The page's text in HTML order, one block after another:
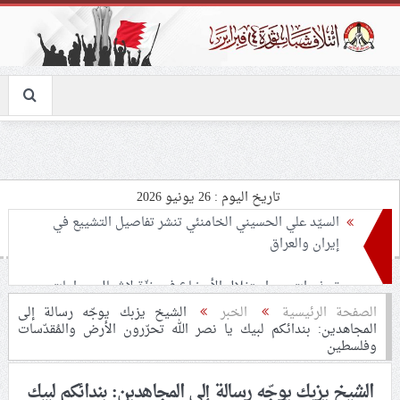
تاريخ اليوم : 26 يونيو 2026
تحذيرات من استغلال الأوضاع في غزّة لإشعال صراعات
داخليّة تخدم الاحتلال
ملفّ إنسانيّ مؤلم.. الأسيرات الفلسطينيّات بين القمع
والإهمال الطبي
55 مأتمًا وحسينيّة يعترضون على الإجراءات القمعيّة للنظام
الصفحة الرئيسية الخبر الشيخ يزبك يوجّه رسالة إلى
المجاهدين: بندائكم لبيك يا نصر الله تحرّرون الأرض والمُقدّسات
وفلسطين
الشيخ يزبك يوجّه رسالة إلى المجاهدين: بندائكم لبيك